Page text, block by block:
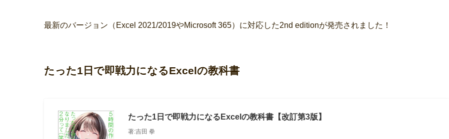
最新のバージョン（Excel 2021/2019やMicrosoft 365）に対応した2nd editionが発売されました！
たった1日で即戦力になるExcelの教科書
たった1日で即戦力になるExcelの教科書【改訂第3版】
著:吉田 拳